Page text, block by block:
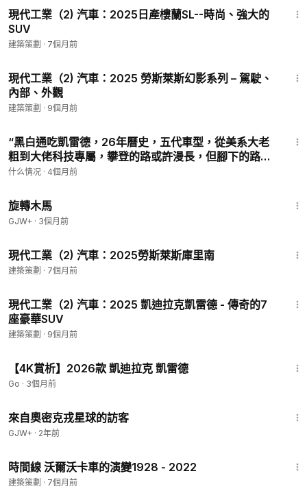
現代工業（2) 汽車：2025日產樓蘭SL--時尚、強大的
SUV
建築策劃 · 7個月前
現代工業（2) 汽車：2025 勞斯萊斯幻影系列 – 駕駛、
內部、外觀
建築策劃 · 9個月前
“黑白通吃凱雷德，26年曆史，五代車型，從美系大老
粗到大佬科技專屬，攀登的路或許漫長，但腳下的路永
什么情况 · 4個月前
旋轉木馬
GJW+ · 3個月前
現代工業（2) 汽車：2025勞斯萊斯庫里南
建築策劃 · 7個月前
現代工業（2) 汽車：2025 凱迪拉克凱雷德 - 傳奇的7
座豪華SUV
建築策劃 · 9個月前
【4K賞析】2026款 凱迪拉克 凱雷德
Go · 3個月前
來自奧密克戎星球的訪客
GJW+ · 2年前
時間線 沃爾沃卡車的演變1928 - 2022
建築策劃 · 7個月前